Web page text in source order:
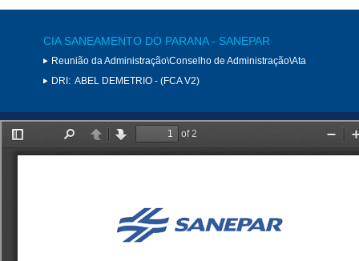
CIA SANEAMENTO DO PARANA - SANEPAR
Reunião da Administração\Conselho de Administração\Ata
DRI: ABEL DEMETRIO - (FCA V2)